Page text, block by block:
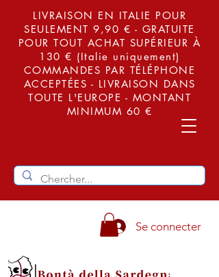
LIVRAISON EN ITALIE POUR
SEULEMENT 9,90 € - GRATUITE
POUR TOUT ACHAT SUPÉRIEUR À
130 € (Italie uniquement)
COMMANDES PAR TÉLÉPHONE
ACCEPTÉES - LIVRAISON DANS
TOUTE L'EUROPE - MONTANT
MINIMUM 60 €
Se connecter